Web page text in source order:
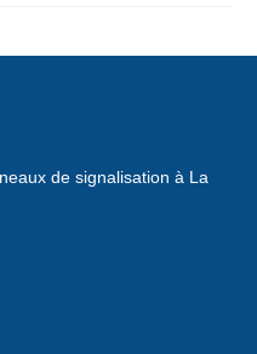
de signalisation à La